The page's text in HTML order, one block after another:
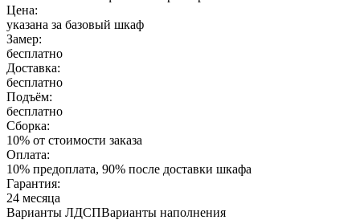
Цена:
указана за базовый шкаф
Замер:
бесплатно
Доставка:
бесплатно
Подъём:
бесплатно
Сборка:
10% от стоимости заказа
Оплата:
10% предоплата, 90% после доставки шкафа
Гарантия:
24 месяца
Варианты ЛДСПВарианты наполнения